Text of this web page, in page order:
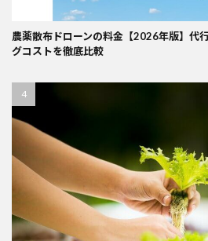
農薬散布ドローンの料金【2026年版】代
グコストを徹底比較